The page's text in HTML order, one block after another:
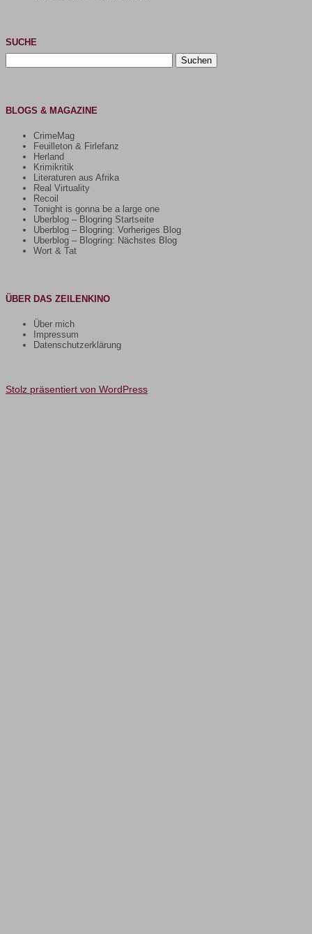
SUCHE
Suchen
nach:
BLOGS & MAGAZINE
CrimeMag
Feuilleton & Firlefanz
Herland
Krimikritik
Literaturen aus Afrika
Real Virtuality
Recoil
Tonight is gonna be a large one
Uberblog – Blogring Startseite
Uberblog – Blogring: Vorheriges Blog
Uberblog – Blogring: Nächstes Blog
Wort & Tat
ÜBER DAS ZEILENKINO
Über mich
Impressum
Datenschutzerklärung
Stolz präsentiert von WordPress